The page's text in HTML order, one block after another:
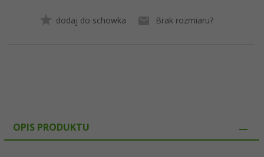
dodaj do schowka Brak rozmiaru?
OPIS PRODUKTU